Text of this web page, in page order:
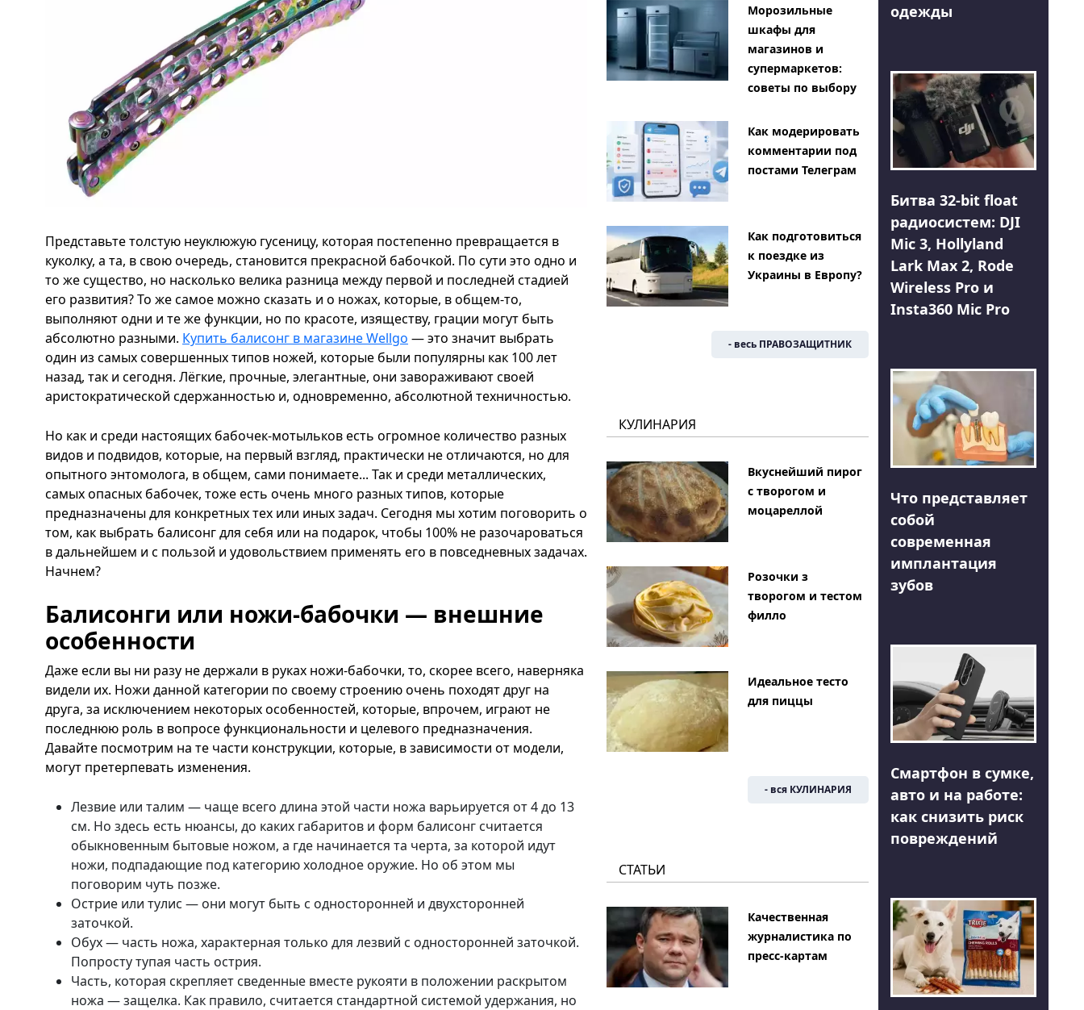
Представьте толстую неуклюжую гусеницу, которая постепенно превращается в
куколку, а та, в свою очередь, становится прекрасной бабочкой. По сути это одно и
то же существо, но насколько велика разница между первой и последней стадией
его развития? То же самое можно сказать и о ножах, которые, в общем-то,
выполняют одни и те же функции, но по красоте, изяществу, грации могут быть
абсолютно разными. Купить балисонг в магазине Wellgo — это значит выбрать
один из самых совершенных типов ножей, которые были популярны как 100 лет
назад, так и сегодня. Лёгкие, прочные, элегантные, они завораживают своей
аристократической сдержанностью и, одновременно, абсолютной техничностью.
Но как и среди настоящих бабочек-мотыльков есть огромное количество разных
видов и подвидов, которые, на первый взгляд, практически не отличаются, но для
опытного энтомолога, в общем, сами понимаете... Так и среди металлических,
самых опасных бабочек, тоже есть очень много разных типов, которые
предназначены для конкретных тех или иных задач. Сегодня мы хотим поговорить о
том, как выбрать балисонг для себя или на подарок, чтобы 100% не разочароваться
в дальнейшем и с пользой и удовольствием применять его в повседневных задачах.
Начнем?
Балисонги или ножи-бабочки — внешние
особенности
Даже если вы ни разу не держали в руках ножи-бабочки, то, скорее всего, наверняка
видели их. Ножи данной категории по своему строению очень походят друг на
друга, за исключением некоторых особенностей, которые, впрочем, играют не
последнюю роль в вопросе функциональности и целевого предназначения.
Давайте посмотрим на те части конструкции, которые, в зависимости от модели,
могут претерпевать изменения.
Лезвие или талим — чаще всего длина этой части ножа варьируется от 4 до 13
см. Но здесь есть нюансы, до каких габаритов и форм балисонг считается
обыкновенным бытовые ножом, а где начинается та черта, за которой идут
ножи, подпадающие под категорию холодное оружие. Но об этом мы
поговорим чуть позже.
Острие или тулис — они могут быть с односторонней и двухсторонней
заточкой.
Обух — часть ножа, характерная только для лезвий с односторонней заточкой.
Попросту тупая часть острия.
Часть, которая скрепляет сведенные вместе рукояти в положении раскрытом
ножа — защелка. Как правило, считается стандартной системой удержания, но
Морозильные
шкафы для
магазинов и
супермаркетов:
советы по выбору
Как модерировать
комментарии под
постами Телеграм
Как подготовиться
к поездке из
Украины в Европу?
- весь ПРАВОЗАЩИТНИК
КУЛИНАРИЯ
Вкуснейший пирог
с творогом и
моцареллой
Розочки з
творогом и тестом
филло
Идеальное тесто
для пиццы
- вся КУЛИНАРИЯ
СТАТЬИ
Качественная
журналистика по
пресс-картам
одежды
Битва 32-bit float
радиосистем: DJI
Mic 3, Hollyland
Lark Max 2, Rode
Wireless Pro и
Insta360 Mic Pro
Что представляет
собой
современная
имплантация
зубов
Смартфон в сумке,
авто и на работе:
как снизить риск
повреждений